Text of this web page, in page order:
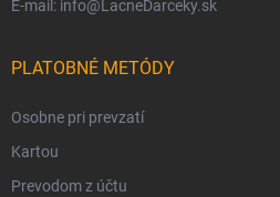
E-mail: info@LacneDarceky.sk
PLATOBNÉ METÓDY
Osobne pri prevzatí
Kartou
Prevodom z účtu